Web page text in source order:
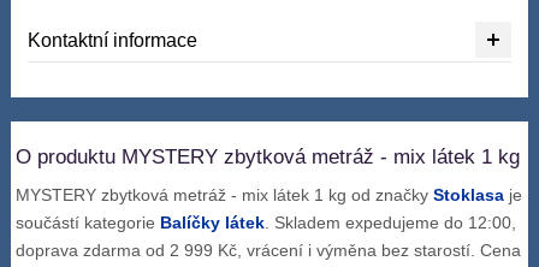
Kontaktní informace
O produktu MYSTERY zbytková metráž - mix látek 1 kg
MYSTERY zbytková metráž - mix látek 1 kg od značkyStoklasa je
součástí kategorie Balíčky látek. Skladem expedujeme do 12:00,
doprava zdarma od 2 999 Kč, vrácení i výměna bez starostí. Cena